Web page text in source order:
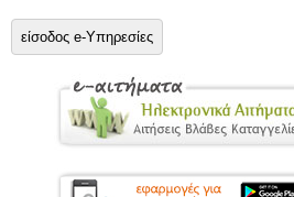
είσοδος e-Υπηρεσίες